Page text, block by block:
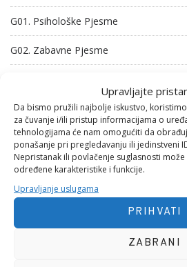
Upravljajte
Da bismo pružili najbolje iskustvo,
za čuvanje i/ili pristup informacijama o
tehnologijama će nam omogućiti da
ponašanje pri pregledavanju ili jedinstveni
Nepristanak ili povlačenje suglasnosti
određene karakteristike i funkcije.
Upravljanje uslugama
PRIHVATI
ZABRANI
G01. Psihološke Pjesme
G02. Zabavne Pjesme
G04. Domoljubne Pjesme
G05. Obiteljske Pjesme
G06. Nezgodne Pjesme
G07. Vjerske Pjesme
G08. Ljubavna Hobotnica